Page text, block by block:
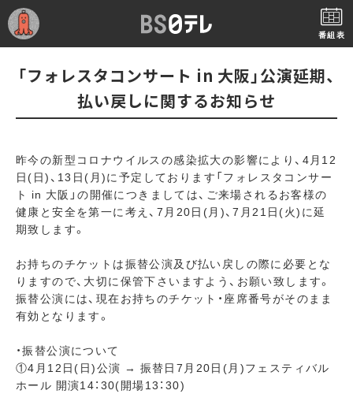
番組表
「フォレスタコンサート in 大阪」公演延期、
払い戻しに関するお知らせ
昨今の新型コロナウイルスの感染拡大の影響により、4月12
日(日)、13日(月)に予定しております「フォレスタコンサー
ト in 大阪」の開催につきましては、ご来場されるお客様の
健康と安全を第一に考え、7月20日(月)、7月21日(火)に延
期致します。
お持ちのチケットは振替公演及び払い戻しの際に必要とな
りますので、大切に保管下さいますよう、お願い致します。
振替公演には、現在お持ちのチケット・座席番号がそのまま
有効となります。
・振替公演について
①4月12日(日)公演 → 振替日7月20日(月)フェスティバル
ホール 開演14：30(開場13：30)